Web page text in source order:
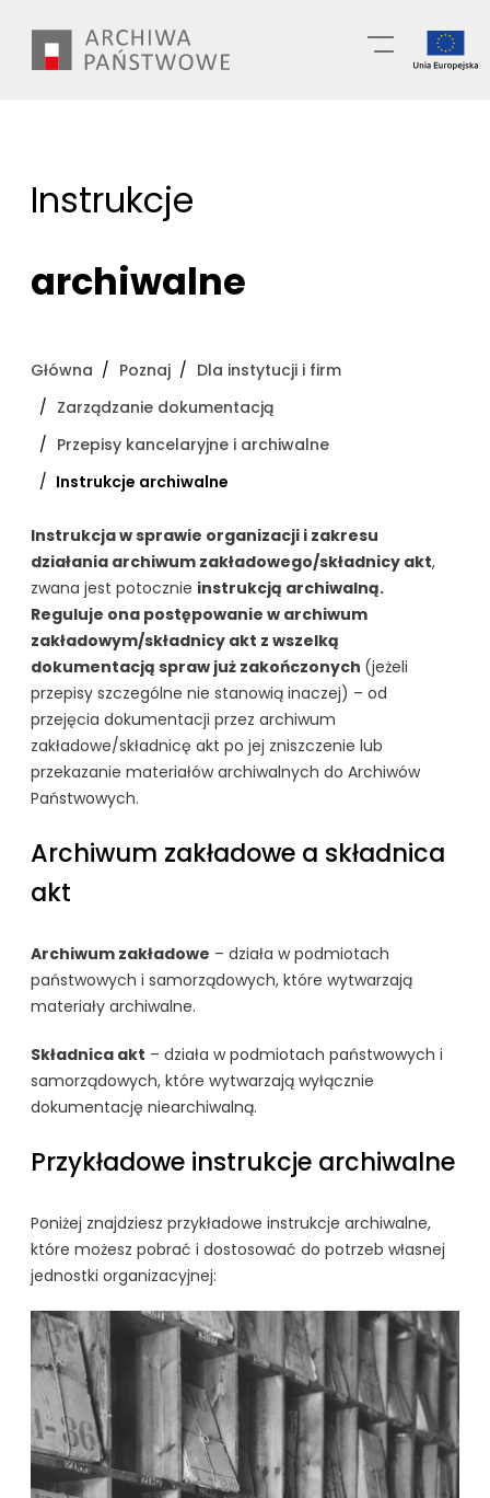
treści
Instrukcje
archiwalne
Główna Poznaj
Dla instytucji i firm
Zarządzanie dokumentacją
Przepisy kancelaryjne i archiwalne
Instrukcje archiwalne
Instrukcja w sprawie organizacji i zakresu
działania archiwum zakładowego/składnicy akt,
zwana jest potocznie instrukcją archiwalną.
Reguluje ona postępowanie w archiwum
zakładowym/składnicy akt z wszelką
dokumentacją spraw już zakończonych (jeżeli
przepisy szczególne nie stanowią inaczej) – od
przejęcia dokumentacji przez archiwum
zakładowe/składnicę akt po jej zniszczenie lub
przekazanie materiałów archiwalnych do Archiwów
Państwowych.
Archiwum zakładowe a składnica
akt
Archiwum zakładowe – działa w podmiotach
państwowych i samorządowych, które wytwarzają
materiały archiwalne.
Składnica akt – działa w podmiotach państwowych i
samorządowych, które wytwarzają wyłącznie
dokumentację niearchiwalną.
Przykładowe instrukcje archiwalne
Poniżej znajdziesz przykładowe instrukcje archiwalne,
które możesz pobrać i dostosować do potrzeb własnej
jednostki organizacyjnej: